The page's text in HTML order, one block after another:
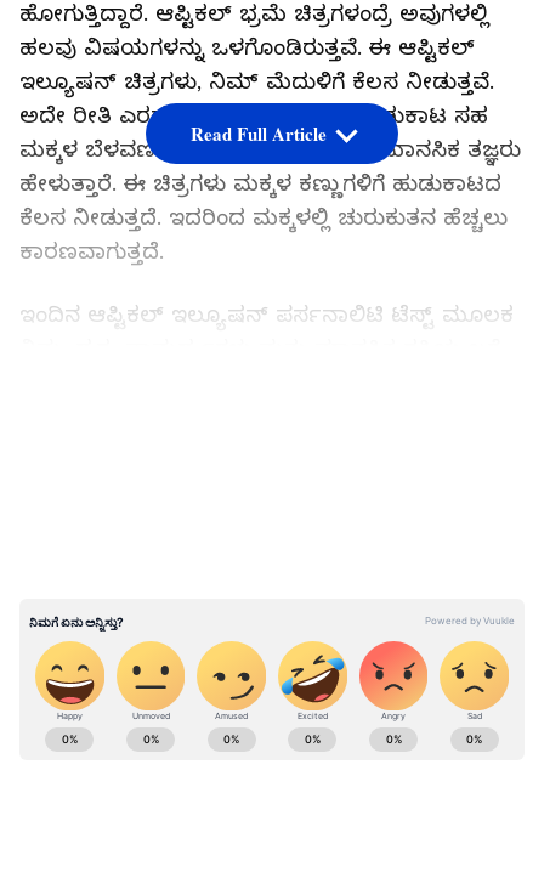
ಹೋಗುತ್ತಿದ್ದಾರೆ. ಆಪ್ಟಿಕಲ್ ಭ್ರಮೆ ಚಿತ್ರಗಳಂದ್ರೆ ಅವುಗಳಲ್ಲಿ
ಹಲವು ವಿಷಯಗಳನ್ನು ಒಳಗೊಂಡಿರುತ್ತವೆ. ಈ ಆಪ್ಟಿಕಲ್
ಇಲ್ಯೂಷನ್ ಚಿತ್ರಗಳು, ನಿಮ್ ಮೆದುಳಿಗೆ ಕೆಲಸ ನೀಡುತ್ತವೆ.
ಅದೇ ರೀತಿ ಎರಡು ಚಿತ್ರಗಳಲ್ಲಿ ವ್ಯತ್ಯಾಸ ಹುಡುಕಾಟ ಸಹ
ಮಕ್ಕಳ ಬೆಳವಣಿಗೆ ಸಹಕಾರಿ ಆಗುತ್ತೆ ಎಂದು ಮಾನಸಿಕ ತಜ್ಞರು
ಹೇಳುತ್ತಾರೆ. ಈ ಚಿತ್ರಗಳು ಮಕ್ಕಳ ಕಣ್ಣುಗಳಿಗೆ ಹುಡುಕಾಟದ
ಕೆಲಸ ನೀಡುತ್ತದೆ. ಇದರಿಂದ ಮಕ್ಕಳಲ್ಲಿ ಚುರುಕುತನ ಹೆಚ್ಚಲು
ಕಾರಣವಾಗುತ್ತದೆ.
ಇಂದಿನ ಆಪ್ಟಿಕಲ್ ಇಲ್ಯೂಷನ್ ಪರ್ಸನಾಲಿಟಿ ಟೆಸ್ಟ್ ಮೂಲಕ
ವೀಕ್ಷಣಾ ಕೌಶಲ್ಯ ಮತ್ತು ಹೆಚ್ಚಿನ ಐಕ್ಯೂ
Read Full Article
ABOUT THE AUTHOR